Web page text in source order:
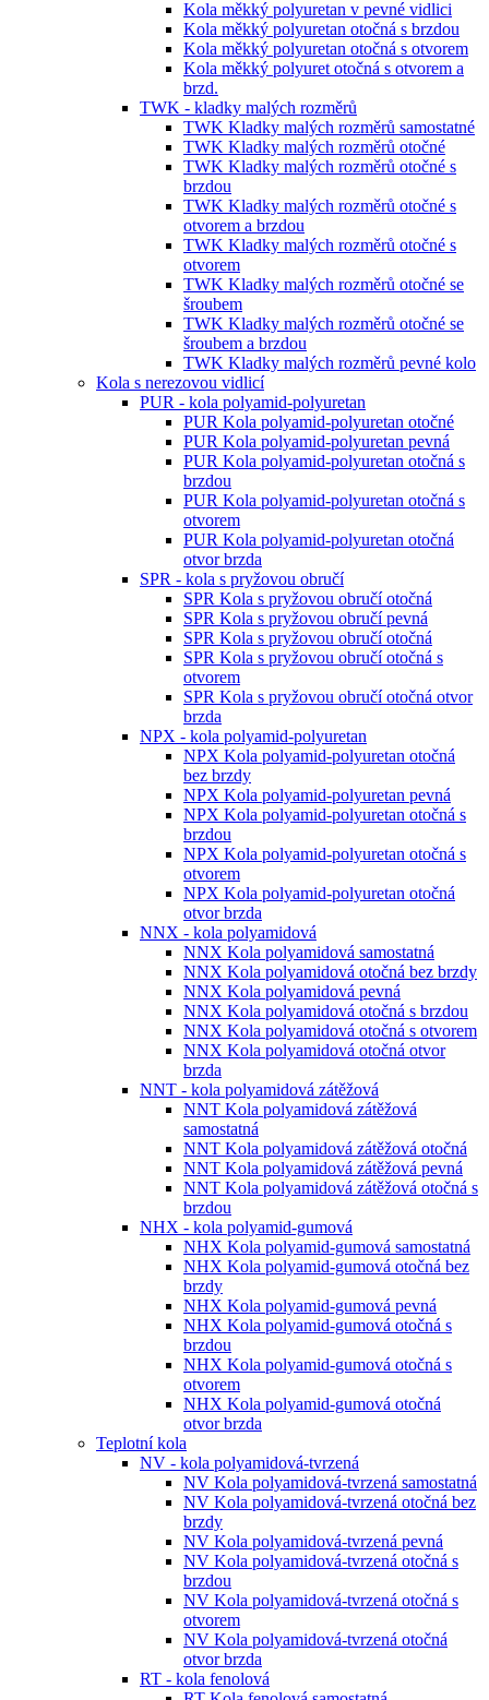
Kola měkký polyuretan v pevné vidlici
Kola měkký polyuretan otočná s brzdou
Kola měkký polyuretan otočná s otvorem
Kola měkký polyuret otočná s otvorem a
brzd.
TWK - kladky malých rozměrů
TWK Kladky malých rozměrů samostatné
TWK Kladky malých rozměrů otočné
TWK Kladky malých rozměrů otočné s
brzdou
TWK Kladky malých rozměrů otočné s
otvorem a brzdou
TWK Kladky malých rozměrů otočné s
otvorem
TWK Kladky malých rozměrů otočné se
šroubem
TWK Kladky malých rozměrů otočné se
šroubem a brzdou
TWK Kladky malých rozměrů pevné kolo
Kola s nerezovou vidlicí
PUR - kola polyamid-polyuretan
PUR Kola polyamid-polyuretan otočné
PUR Kola polyamid-polyuretan pevná
PUR Kola polyamid-polyuretan otočná s
brzdou
PUR Kola polyamid-polyuretan otočná s
otvorem
PUR Kola polyamid-polyuretan otočná
otvor brzda
SPR - kola s pryžovou obručí
SPR Kola s pryžovou obručí otočná
SPR Kola s pryžovou obručí pevná
SPR Kola s pryžovou obručí otočná
SPR Kola s pryžovou obručí otočná s
otvorem
SPR Kola s pryžovou obručí otočná otvor
brzda
NPX - kola polyamid-polyuretan
NPX Kola polyamid-polyuretan otočná
bez brzdy
NPX Kola polyamid-polyuretan pevná
NPX Kola polyamid-polyuretan otočná s
brzdou
NPX Kola polyamid-polyuretan otočná s
otvorem
NPX Kola polyamid-polyuretan otočná
otvor brzda
NNX - kola polyamidová
NNX Kola polyamidová samostatná
NNX Kola polyamidová otočná bez brzdy
NNX Kola polyamidová pevná
NNX Kola polyamidová otočná s brzdou
NNX Kola polyamidová otočná s otvorem
NNX Kola polyamidová otočná otvor
brzda
NNT - kola polyamidová zátěžová
NNT Kola polyamidová zátěžová
samostatná
NNT Kola polyamidová zátěžová otočná
NNT Kola polyamidová zátěžová pevná
NNT Kola polyamidová zátěžová otočná s
brzdou
NHX - kola polyamid-gumová
NHX Kola polyamid-gumová samostatná
NHX Kola polyamid-gumová otočná bez
brzdy
NHX Kola polyamid-gumová pevná
NHX Kola polyamid-gumová otočná s
brzdou
NHX Kola polyamid-gumová otočná s
otvorem
NHX Kola polyamid-gumová otočná
otvor brzda
Teplotní kola
NV - kola polyamidová-tvrzená
NV Kola polyamidová-tvrzená samostatná
NV Kola polyamidová-tvrzená otočná bez
brzdy
NV Kola polyamidová-tvrzená pevná
NV Kola polyamidová-tvrzená otočná s
brzdou
NV Kola polyamidová-tvrzená otočná s
otvorem
NV Kola polyamidová-tvrzená otočná
otvor brzda
RT - kola fenolová